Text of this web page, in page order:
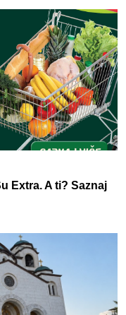
Extra. A ti? Saznaj